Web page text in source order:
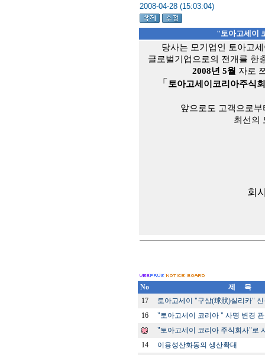
2008-04-28 (15:03:04)
"토아고세이
당사는 모기업인 토아고
글로벌기업으로의 전개를 한
2008년 5월 자로
「 토아고세이코리아주식
앞으로도 고객으로
최선의
회
No
제 목
17
토아고세이 "구상(球狀)실리카"
16
"토아고세이 코리아 " 사명 변경
"토아고세이 코리아 주식회사"로
14
이용성산화동의 생산확대